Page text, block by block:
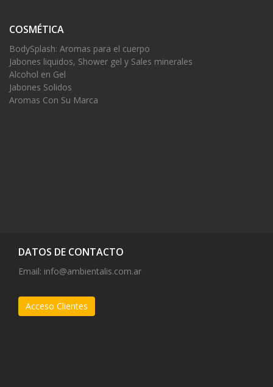
COSMÉTICA
BodySplash: Aromas para el cuerpo
Jabones liquidos, Shower gel y Sales minerales
Alcohol en Gel
Jabones Solidos
Aromas Con Su Marca
DATOS DE CONTACTO
Email: info@ambientalis.com.ar
Acceso Clientes